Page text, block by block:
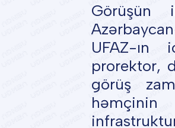
Görüşün
UFAZ-ın
prorektor,
görüş
həmçinin